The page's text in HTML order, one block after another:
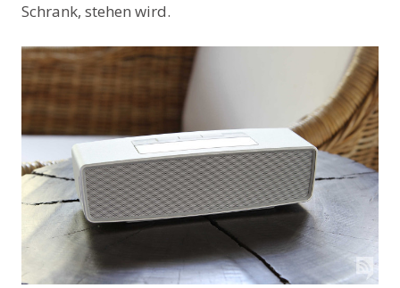
Schrank, stehen wird.